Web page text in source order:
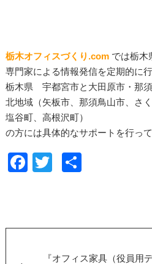
栃木オフィスづくり.com では栃木
専門家による情報発信を定期的に
栃木県 宇都宮市と大田原市・那
北地域（矢板市、那須鳥山市、さ
塩谷町、高根沢町）
の方には具体的なサポートを行って
F
『オフィス家具（役員用